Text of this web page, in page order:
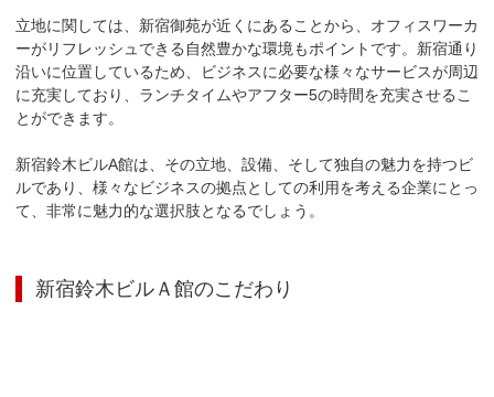
立地に関しては、新宿御苑が近くにあることから、オフィスワーカ
ーがリフレッシュできる自然豊かな環境もポイントです。新宿通り
沿いに位置しているため、ビジネスに必要な様々なサービスが周辺
に充実しており、ランチタイムやアフター5の時間を充実させるこ
とができます。
新宿鈴木ビルA館は、その立地、設備、そして独自の魅力を持つビ
ルであり、様々なビジネスの拠点としての利用を考える企業にとっ
て、非常に魅力的な選択肢となるでしょう。
新宿鈴木ビルＡ館のこだわり